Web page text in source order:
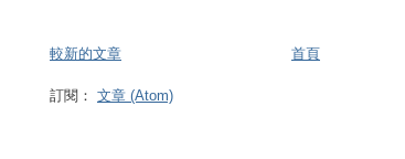
較新的文章 首頁
訂閱： 文章 (Atom)